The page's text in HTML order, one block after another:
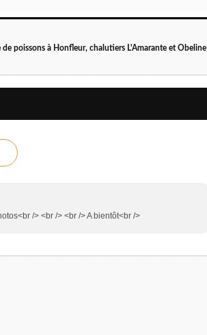
de poissons à Honfleur, chalutiers L'Amarante et Obeline
/> <br /> <br /> A bientôt<br />